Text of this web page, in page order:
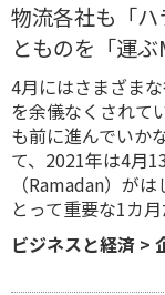
物流各社も「
とものを「運ぶ
4月にはさまざま
を余儀なくされて
も前に進んでいか
て、2021年は4月
（Ramadan）が
とって重要な1カ月
ビジネスと経済 >